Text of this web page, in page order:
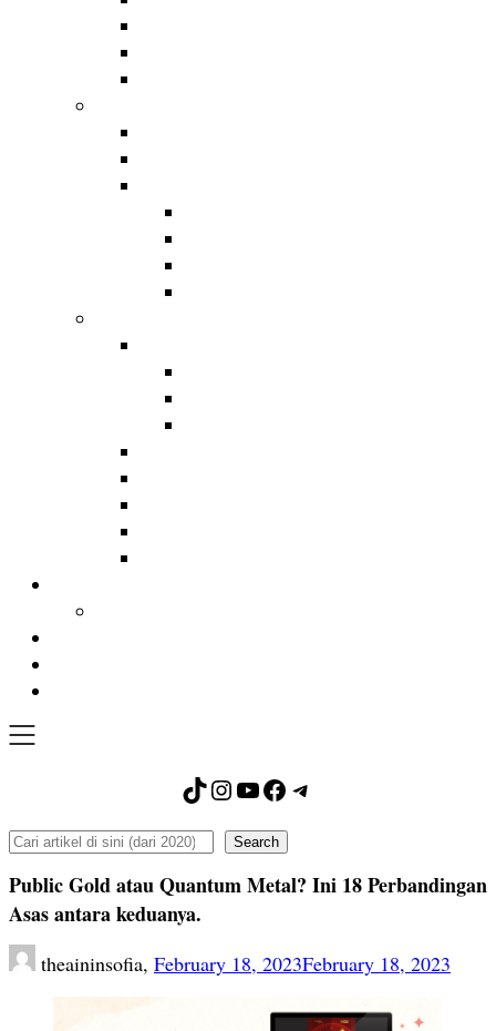
TikTok
Instagram
YouTube
Facebook
Telegram
Search Search
Public Gold atau Quantum Metal? Ini 18 Perbandingan
Asas antara keduanya.
theaininsofia, February 18, 2023February 18, 2023